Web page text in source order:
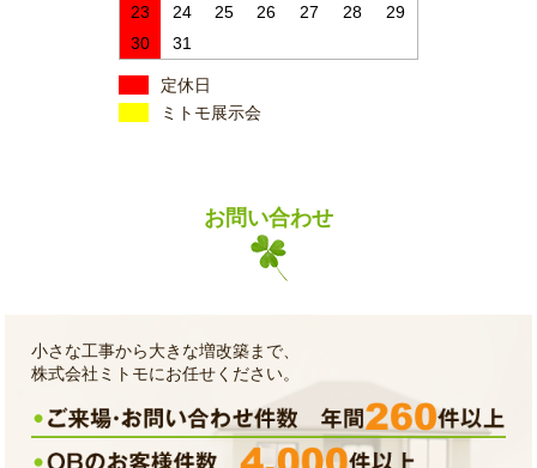
23
24 25 26 27 28
29
30
31
定休日
ミトモ展示会
お問い合わせ
小さな工事から大きな増改築まで、
株式会社ミトモにお任せください。